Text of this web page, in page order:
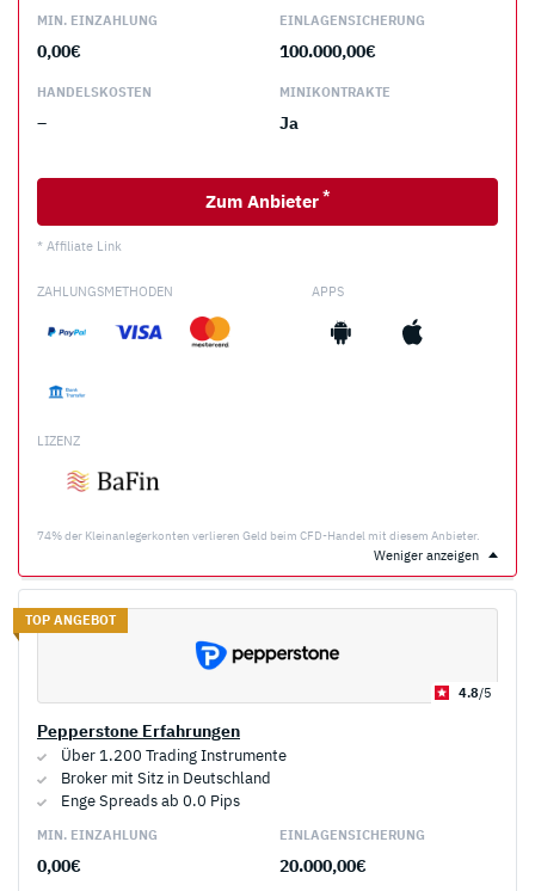
MIN. EINZAHLUNG
0,00€
EINLAGEN­SICHERUNG
100.000,00€
HANDELS­KOSTEN
–
MINI­KONTRAKTE
Ja
Zum Anbieter *
* Affiliate Link
ZAHLUNGSMETHODEN APPS
LIZENZ
74% der Kleinanlegerkonten verlieren Geld beim CFD-Handel mit diesem Anbieter.
Weniger anzeigen
TOP ANGEBOT
4.8/5
Pepperstone Erfahrungen
Über 1.200 Trading Instrumente
Broker mit Sitz in Deutschland
Enge Spreads ab 0.0 Pips
MIN. EINZAHLUNG
0,00€
EINLAGEN­SICHERUNG
20.000,00€